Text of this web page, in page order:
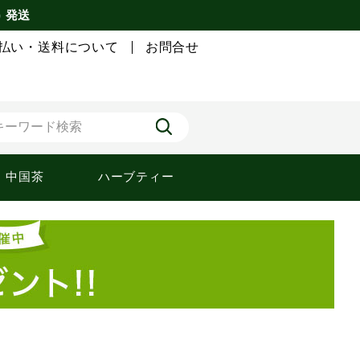
発送
い・送料について お問合せ
中国茶 ハーブティー